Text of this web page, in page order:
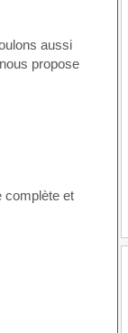
aussi
propose
complète et